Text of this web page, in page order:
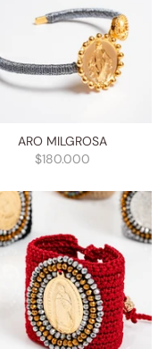
ARO MILGROSA
$180.000